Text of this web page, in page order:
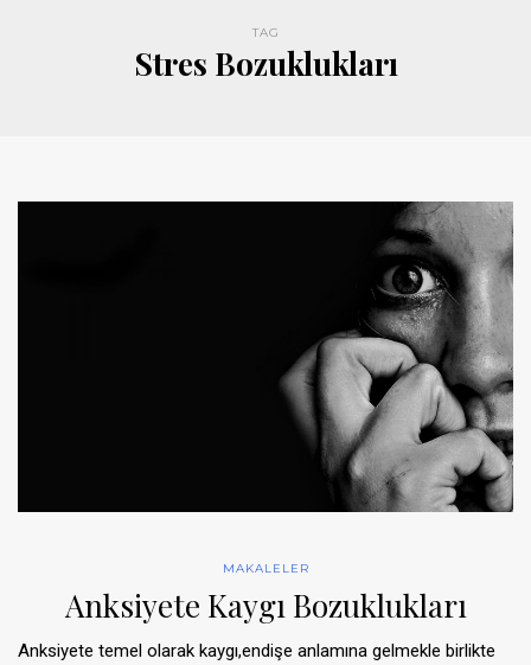
TAG
Stres Bozuklukları
MAKALELER
Anksiyete Kaygı Bozuklukları
Anksiyete temel olarak kaygı,endişe anlamına gelmekle birlikte